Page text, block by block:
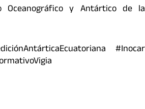
Oceanográfico y Antártico de la
#Inocar